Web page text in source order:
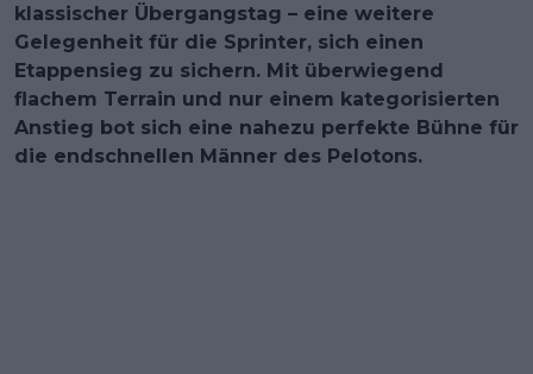
klassischer Übergangstag – eine weitere
Gelegenheit für die Sprinter, sich einen
Etappensieg zu sichern. Mit überwiegend
flachem Terrain und nur einem kategorisierten
Anstieg bot sich eine nahezu perfekte Bühne für
die endschnellen Männer des Pelotons.